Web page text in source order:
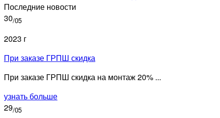
Последние новости
30/05
2023 г
При заказе ГРПШ скидка
При заказе ГРПШ скидка на монтаж 20% ...
узнать больше
29/05